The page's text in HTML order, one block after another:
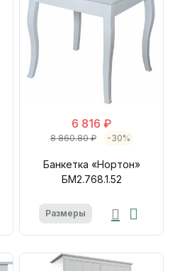
6 816 ₽
8 860.80 ₽ -30%
Банкетка «Нортон»
БМ2.768.1.52
Размеры